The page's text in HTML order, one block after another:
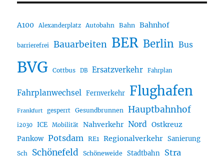
A100 Alexanderplatz Autobahn Bahn Bahnhof
barrierefrei Bauarbeiten BER Berlin Bus
BVG Cottbus DB Ersatzverkehr Fahrplan
Fahrplanwechsel Fernverkehr Flughafen
Frankfurt gesperrt Gesundbrunnen Hauptbahnhof
i2030 ICE Mobilität Nahverkehr Nord Ostkreuz
Pankow Potsdam RE1 Regionalverkehr Sanierung
Sch Schönefeld Schöneweide Stadtbahn Stra